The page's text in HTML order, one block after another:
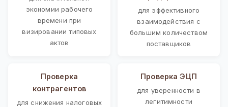
экономии рабочего
времени при
визировании типовых
актов
для эффективного
взаимодействия с
большим количеством
поставщиков
Проверка
контрагентов
для снижения налоговых
Проверка ЭЦП
для уверенности в
легитимности